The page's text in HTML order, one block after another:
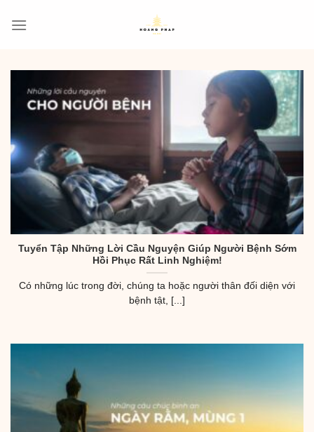
Tuyển Tập Những Lời Cầu Nguyện Giúp Người Bệnh Sớm
Hồi Phục Rất Linh Nghiệm!
Có những lúc trong đời, chúng ta hoặc người thân đối diện với
bệnh tật, [...]